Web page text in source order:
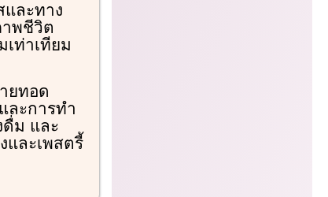
และทาง
พชีวิต
ท่าเทียม
ยทอด
ละการทำ
ดื่ม และ
ละเพสตรี้